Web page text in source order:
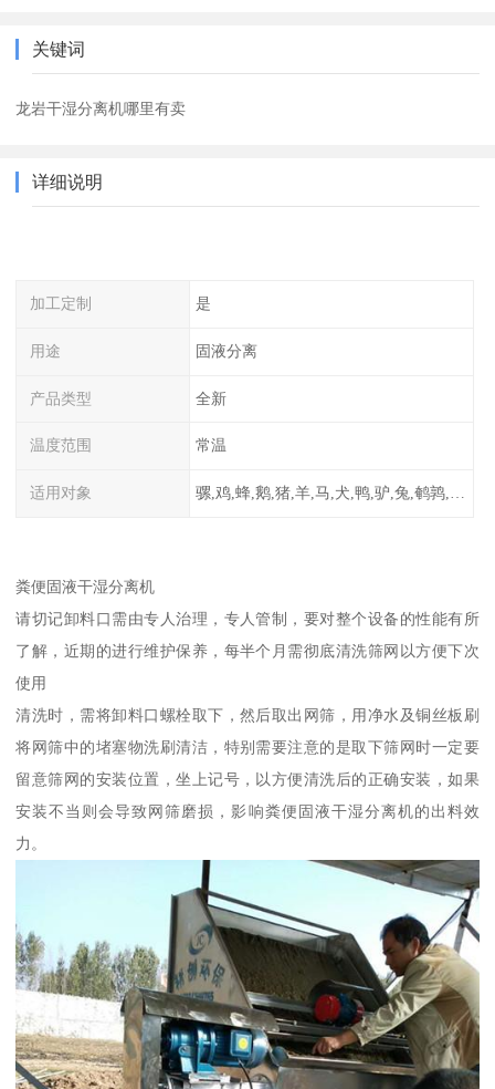
关键词
龙岩干湿分离机哪里有卖
详细说明
加工定制 是
用途 固液分离
产品类型 全新
温度范围 常温
适用对象 骡,鸡,蜂,鹅,猪,羊,马,犬,鸭,驴,兔,鹌鹑,牛,鸽
粪便固液干湿分离机
请切记卸料口需由专人治理，专人管制，要对整个设备的性能有所
了解，近期的进行维护保养，每半个月需彻底清洗筛网以方便下次
使用
清洗时，需将卸料口螺栓取下，然后取出网筛，用净水及铜丝板刷
将网筛中的堵塞物洗刷清洁，特别需要注意的是取下筛网时一定要
留意筛网的安装位置，坐上记号，以方便清洗后的正确安装，如果
安装不当则会导致网筛磨损，影响粪便固液干湿分离机的出料效
力。